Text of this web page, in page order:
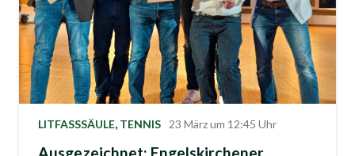
LITFASSSÄULE, TENNIS 23 März um 12:45 Uhr
Ausgezeichnet: Engelskirchener